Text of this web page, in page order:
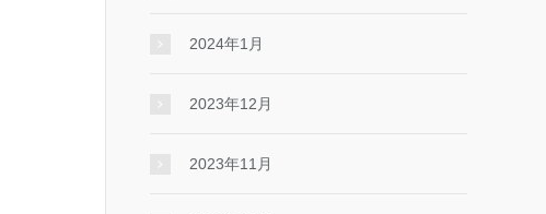
2024年1月
2023年12月
2023年11月